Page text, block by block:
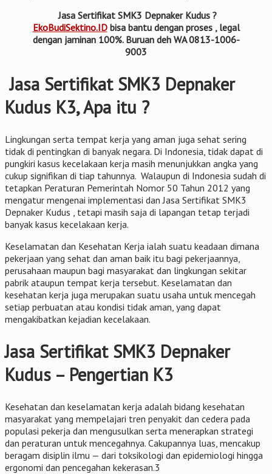
Jasa Sertifikat SMK3 Depnaker Kudus ?
EkoBudiSektino.IDbisa bantu dengan proses , legal
dengan jaminan 100%. Buruan deh WA 0813-1006-
9003
Jasa Sertifikat SMK3 Depnaker
Kudus K3, Apa itu ?
Lingkungan serta tempat kerja yang aman juga sehat sering
tidak di pentingkan di banyak negara. Di Indonesia, tidak dapat di
pungkiri kasus kecelakaan kerja masih menunjukkan angka yang
cukup signifikan di tiap tahunnya. Walaupun di Indonesia sudah di
tetapkan Peraturan Pemerintah Nomor 50 Tahun 2012 yang
mengatur mengenai implementasi dan Jasa Sertifikat SMK3
Depnaker Kudus , tetapi masih saja di lapangan tetap terjadi
banyak kasus kecelakaan kerja.
Keselamatan dan Kesehatan Kerja ialah suatu keadaan dimana
pekerjaan yang sehat dan aman baik itu bagi pekerjaannya,
perusahaan maupun bagi masyarakat dan lingkungan sekitar
pabrik ataupun tempat kerja tersebut. Keselamatan dan
kesehatan kerja juga merupakan suatu usaha untuk mencegah
setiap perbuatan atau kondisi tidak aman, yang dapat
mengakibatkan kejadian kecelakaan.
Jasa Sertifikat SMK3 Depnaker
Kudus – Pengertian K3
Kesehatan dan keselamatan kerja adalah bidang kesehatan
masyarakat yang mempelajari tren penyakit dan cedera pada
populasi pekerja dan mengusulkan serta menerapkan strategi
dan peraturan untuk mencegahnya. Cakupannya luas, mencakup
beragam disiplin ilmu — dari toksikologi dan epidemiologi hingga
ergonomi dan pencegahan kekerasan.3